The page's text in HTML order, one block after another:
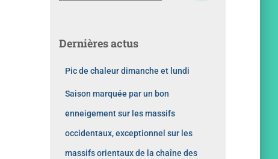
Dernières actus
Pic de chaleur dimanche et lundi
Saison marquée par un bon
enneigement sur les massifs
occidentaux, exceptionnel sur les
massifs orientaux de la chaîne des